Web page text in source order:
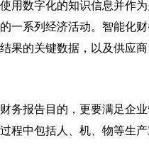
用数字化的知识信息并作
一系列经济活动。智能化
果的关键数据，以及供应
务报告目的，更要满足企
程中包括人、机、物等生